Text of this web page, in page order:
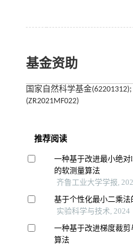
基金资助
国家自然科学基金
(ZR2021MF022)